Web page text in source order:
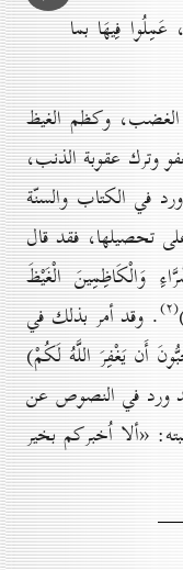
فِيهَا بما
وكظم الغيظ
وترك عقوبة الذنب،
في الكتاب والسنّة
تحصيلها، فقد قال
وَالْكَاظِمِينَ الْغَيْظَ
(۲) . وقد أمر بذلك في
أَن يَغْفِرَ اللَّهُ لَكُمْ)
ورد في النصوص عن
«ألا اُخبركم بخير